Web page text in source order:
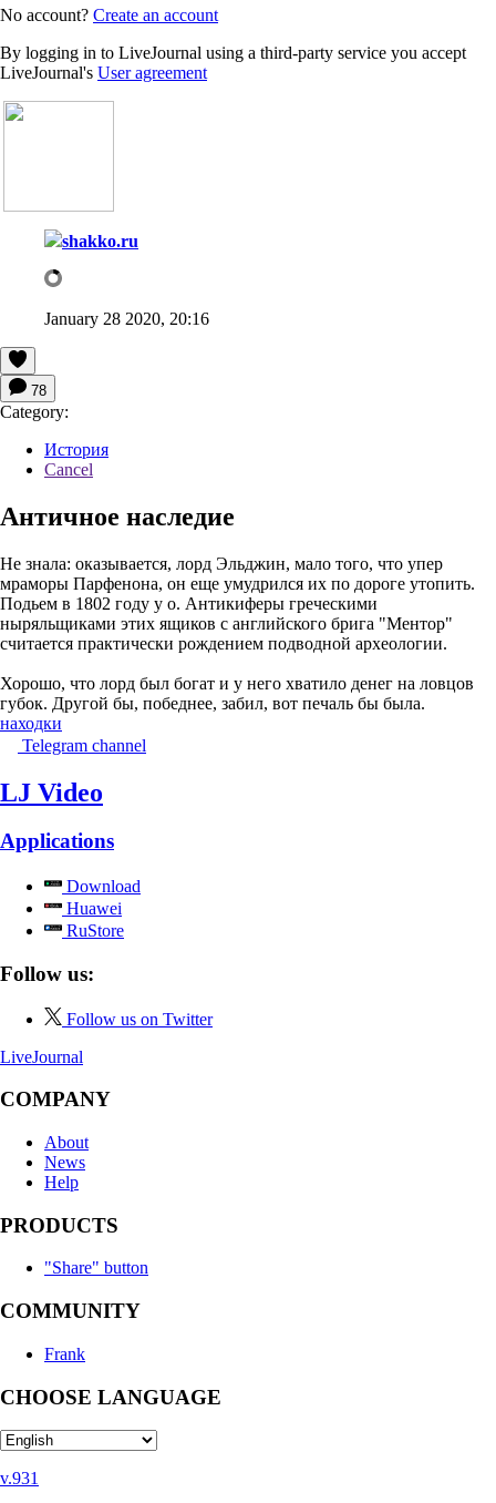
No account? Create an account
By logging in to LiveJournal using a third-party service you accept
LiveJournal's User agreement
shakko.ru
January 28 2020, 20:16
78
Category:
История
Cancel
Античное наследие
Не знала: оказывается, лорд Эльджин, мало того, что упер
мраморы Парфенона, он еще умудрился их по дороге утопить.
Подьем в 1802 году у о. Антикиферы греческими
ныряльщиками этих ящиков с английского брига "Ментор"
считается практически рождением подводной археологии.
Хорошо, что лорд был богат и у него хватило денег на ловцов
губок. Другой бы, победнее, забил, вот печаль бы была.
находки
Telegram channel
LJ Video
Applications
Download
Huawei
RuStore
Follow us:
Follow us on Twitter
LiveJournal
COMPANY
About
News
Help
PRODUCTS
"Share" button
COMMUNITY
Frank
CHOOSE LANGUAGE
v.931